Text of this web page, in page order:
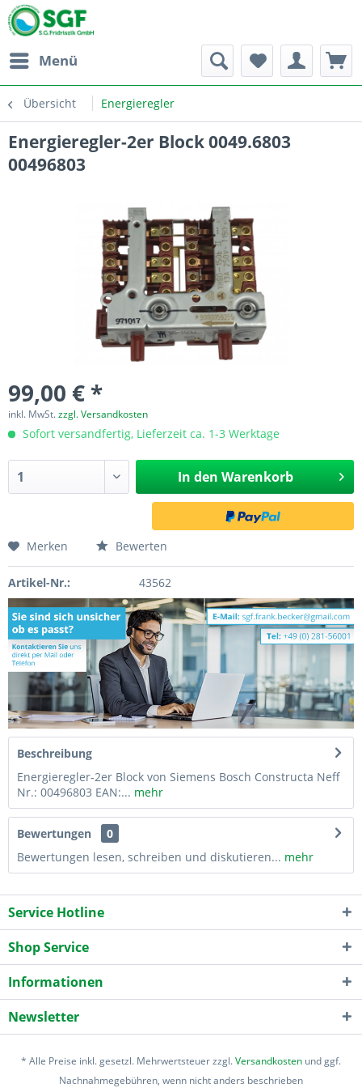
Menü
Übersicht Energieregler
Energieregler-2er Block 0049.6803
00496803
99,00 € *
inkl. MwSt.zzgl. Versandkosten
Sofort versandfertig, Lieferzeit ca. 1-3 Werktage
In den Warenkorb
Merken Bewerten
Artikel-Nr.: 43562
Beschreibung
Energieregler-2er Block von Siemens Bosch Constructa Neff
Nr.: 00496803 EAN:... mehr
Bewertungen
0
Bewertungen lesen, schreiben und diskutieren... mehr
Service Hotline
Shop Service
Informationen
Newsletter
* Alle Preise inkl. gesetzl. Mehrwertsteuer zzgl.Versandkosten und ggf.
Nachnahmegebühren, wenn nicht anders beschrieben